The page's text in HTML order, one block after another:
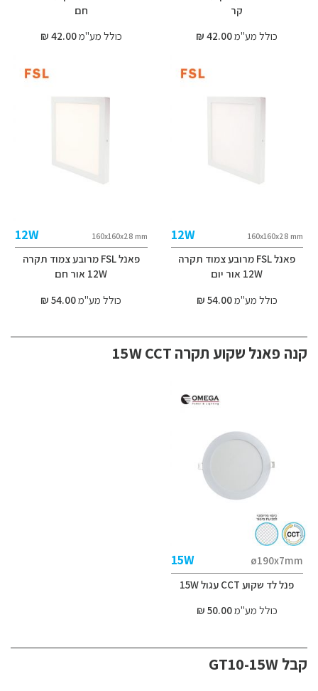
קר
כולל מע"מ42.00 ₪
חם
כולל מע"מ42.00 ₪
160x160x28 mm
12W
פאנל FSL מרובע צמוד תקרה
12W אור יום
כולל מע"מ54.00 ₪
160x160x28 mm
12W
פאנל FSL מרובע צמוד תקרה
12W אור חם
כולל מע"מ54.00 ₪
קנה פאנל שקוע תקרה 15W CCT
ø190x7mm
15W
פנל לד שקוע CCT עגול 15W
כולל מע"מ50.00 ₪
קבל GT10-15W